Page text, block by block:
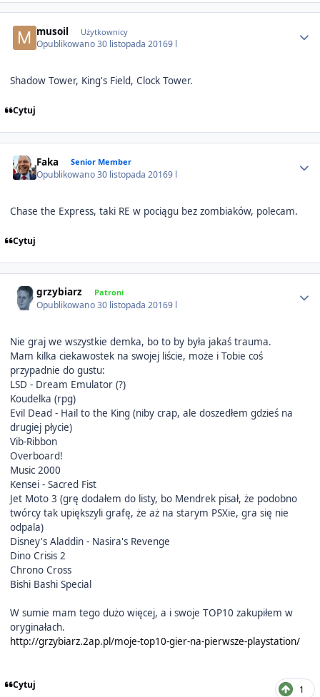
musoil Użytkownicy
Opublikowano30 listopada 20169 l
Shadow Tower, King's Field, Clock Tower.
Cytuj
Faka Senior Member
Opublikowano30 listopada 20169 l
Chase the Express, taki RE w pociągu bez zombiaków, polecam.
Cytuj
grzybiarz Patroni
Opublikowano30 listopada 20169 l
Nie graj we wszystkie demka, bo to by była jakaś trauma.
Mam kilka ciekawostek na swojej liście, może i Tobie coś
przypadnie do gustu:
LSD - Dream Emulator (?)
Koudelka (rpg)
Evil Dead - Hail to the King (niby crap, ale doszedłem gdzieś na
drugiej płycie)
Vib-Ribbon
Overboard!
Music 2000
Kensei - Sacred Fist
Jet Moto 3 (grę dodałem do listy, bo Mendrek pisał, że podobno
twórcy tak upiększyli grafę, że aż na starym PSXie, gra się nie
odpala)
Disney's Aladdin - Nasira's Revenge
Dino Crisis 2
Chrono Cross
Bishi Bashi Special
W sumie mam tego dużo więcej, a i swoje TOP10 zakupiłem w
oryginałach.
http://grzybiarz.2ap.pl/moje-top10-gier-na-pierwsze-playstation/
Cytuj 1